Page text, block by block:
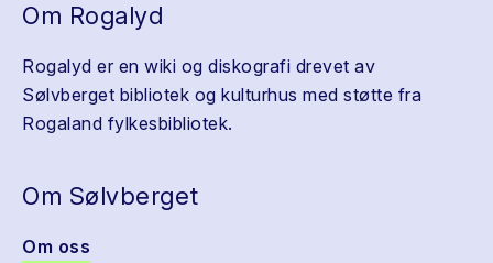
Om Rogalyd
Rogalyd er en wiki og diskografi drevet av
Sølvberget bibliotek og kulturhus med støtte fra
Rogaland fylkesbibliotek.
Om Sølvberget
Om oss